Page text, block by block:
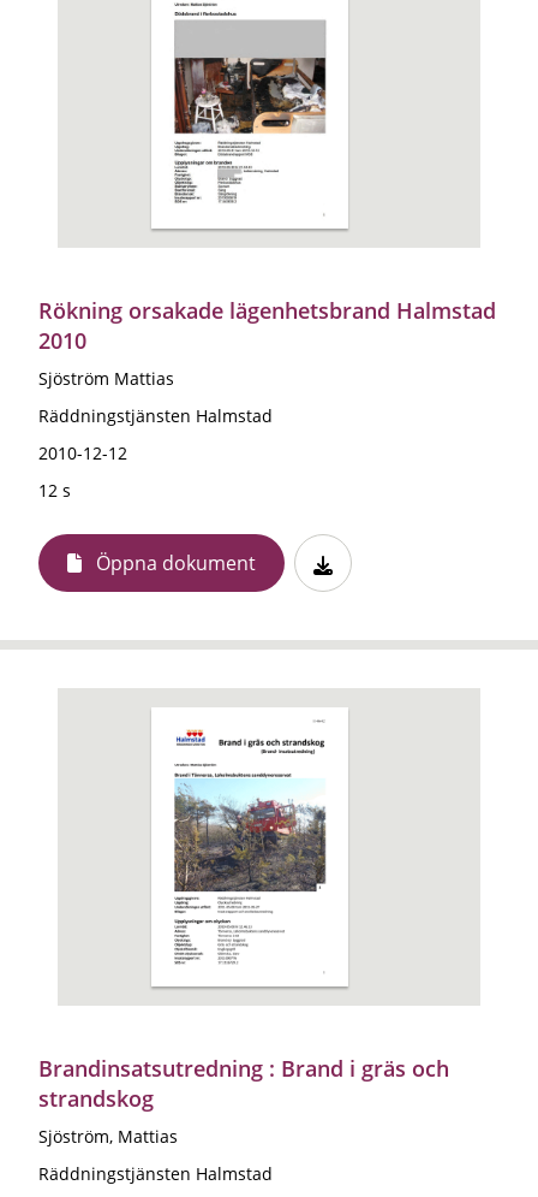
Rökning orsakade lägenhetsbrand Halmstad
2010
Sjöström Mattias
Räddningstjänsten Halmstad
2010-12-12
12 s
Öppna dokument
Brandinsatsutredning : Brand i gräs och
strandskog
Sjöström, Mattias
Räddningstjänsten Halmstad